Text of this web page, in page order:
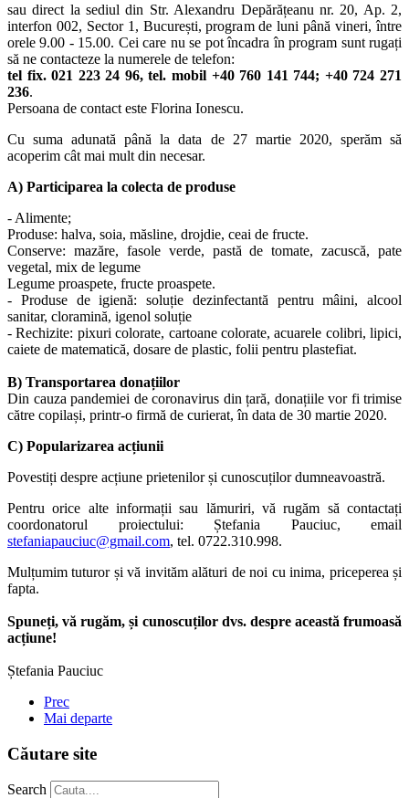
sau direct la sediul din Str. Alexandru Depărățeanu nr. 20, Ap. 2,
interfon 002, Sector 1, București, program de luni până vineri, între
orele 9.00 - 15.00. Cei care nu se pot încadra în program sunt rugați
să ne contacteze la numerele de telefon:
tel fix. 021 223 24 96, tel. mobil +40 760 141 744; +40 724 271
236.
Persoana de contact este Florina Ionescu.
Cu suma adunată până la data de 27 martie 2020, sperăm să
acoperim cât mai mult din necesar.
A) Participarea la colecta de produse
- Alimente;
Produse: halva, soia, măsline, drojdie, ceai de fructe.
Conserve: mazăre, fasole verde, pastă de tomate, zacuscă, pate
vegetal, mix de legume
Legume proaspete, fructe proaspete.
- Produse de igienă: soluție dezinfectantă pentru mâini, alcool
sanitar, cloramină, igenol soluție
- Rechizite: pixuri colorate, cartoane colorate, acuarele colibri, lipici,
caiete de matematică, dosare de plastic, folii pentru plastefiat.
B) Transportarea donațiilor
Din cauza pandemiei de coronavirus din țară, donațiile vor fi trimise
către copilași, printr-o firmă de curierat, în data de 30 martie 2020.
C) Popularizarea acțiunii
Povestiți despre acțiune prietenilor și cunoscuților dumneavoastră.
Pentru orice alte informații sau lămuriri, vă rugăm să contactați
coordonatorul proiectului: Ștefania Pauciuc, email
stefaniapauciuc@gmail.com, tel. 0722.310.998.
Mulțumim tuturor și vă invităm alături de noi cu inima, priceperea și
fapta.
Spuneți, vă rugăm, și cunoscuților dvs. despre această frumoasă
acțiune!
Ștefania Pauciuc
Prec
Mai departe
Căutare site
Search